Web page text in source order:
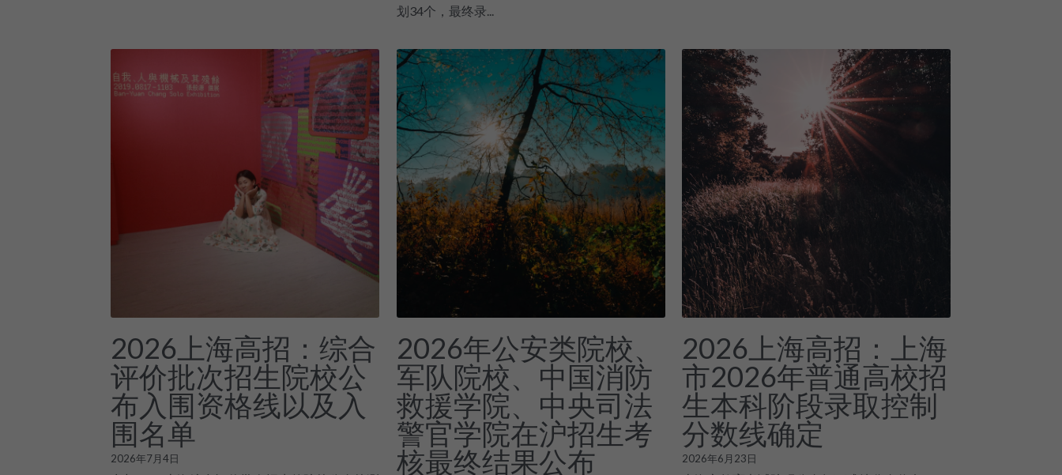
划34个，最终录...
2026上海高招：综合
评价批次招生院校公
布入围资格线以及入
围名单
2026年7月4日
2026年公安类院校、
军队院校、中国消防
救援学院、中央司法
警官学院在沪招生考
核最终结果公布
2026上海高招：上海
市2026年普通高校招
生本科阶段录取控制
分数线确定
2026年6月23日